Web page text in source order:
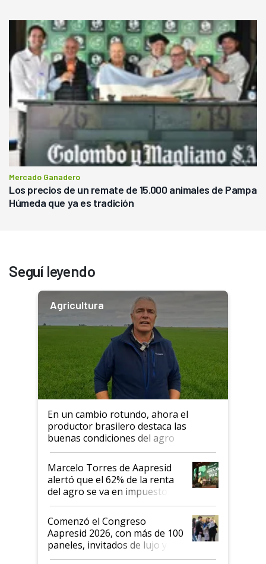
Mercado Ganadero
Los precios de un remate de 15.000 animales de Pampa
Húmeda que ya es tradición
Seguí leyendo
Agricultura
En un cambio rotundo, ahora el
productor brasilero destaca las
buenas condiciones del agro
argentino para invertir: "Los veo
más motivados"
Marcelo Torres de Aapresid
alertó que el 62% de la renta
del agro se va en impuestos:
"No es bueno que en
Argentina se sigan discutiendo
las mismas cosas de hace 50
años"
Comenzó el Congreso
Aapresid 2026, con más de 100
paneles, invitados de lujo y
todas las tendencias